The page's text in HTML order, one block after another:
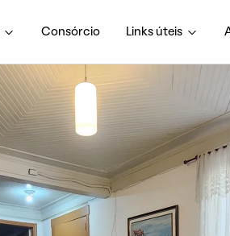
Consórcio Links úteis